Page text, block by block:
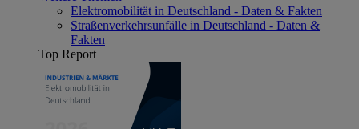
Elektromobilität in Deutschland - Daten & Fakten
Straßenverkehrsunfälle in Deutschland - Daten &
Fakten
Top Report